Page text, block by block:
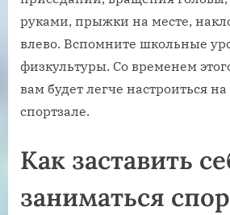
руками, прыжки на месте,
влево. Вспомните школьные
физкультуры. Со временем
вам будет легче настроиться
спортзале.
Как заставить
заниматься